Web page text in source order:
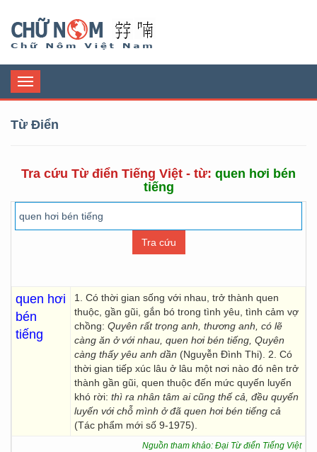
Toggle
navigation
Từ Điển
Tra cứu Từ điển Tiếng Việt - từ: quen hơi bén
tiếng
quen hơi
bén
tiếng
1. Có thời gian sống với nhau, trở thành quen
thuộc, gần gũi, gắn bó trong tình yêu, tình cảm vợ
chồng: Quyên rất trọng anh, thương anh, có lẽ
càng ăn ở với nhau, quen hơi bén tiếng, Quyên
càng thấy yêu anh dần (Nguyễn Đình Thi). 2. Có
thời gian tiếp xúc lâu ở lâu một nơi nào đó nên trở
thành gần gũi, quen thuộc đến mức quyến luyến
khó rời: thì ra nhân tâm ai cũng thế cả, đều quyến
luyến với chỗ mình ở đã quen hơi bén tiếng cả
(Tác phẩm mới số 9-1975).
Nguồn tham khảo: Đại Từ điển Tiếng Việt